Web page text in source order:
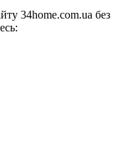
34home.com.ua без